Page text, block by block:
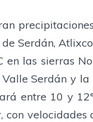
Serdán,
las sierras
Serdán y
entre 10 y
con